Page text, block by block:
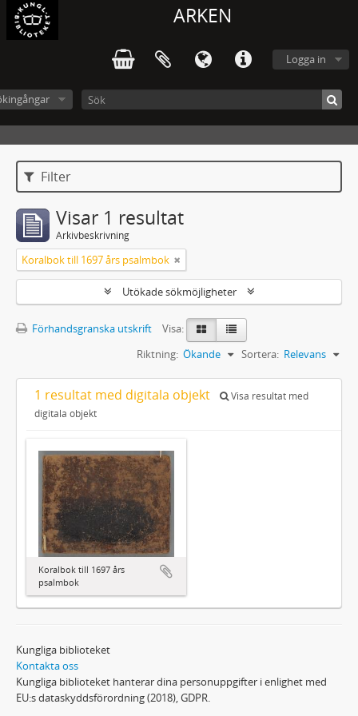
ARKEN
Logga in
Filter
Visar 1 resultat
Arkivbeskrivning
Koralbok till 1697 års psalmbok
Utökade sökmöjligheter
Förhandsgranska utskrift
Visa:
Sortera: Relevans
Riktning: Ökande
1 resultat med digitala objekt
Visa resultat med
digitala objekt
Koralbok till 1697 års
psalmbok
Kungliga biblioteket
Kontakta oss
Kungliga biblioteket hanterar dina personuppgifter i enlighet med
EU:s dataskyddsförordning (2018), GDPR.